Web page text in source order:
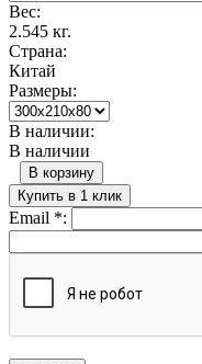
Вес:
2.545 кг.
Страна:
Китай
Размеры:
В наличии:
В наличии
В корзину
Купить в 1 клик
Email *: